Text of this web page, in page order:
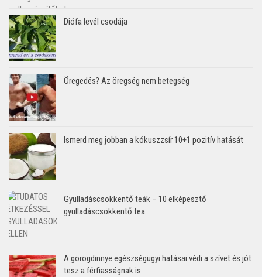
Diófa levél csodája
Öregedés? Az öregség nem betegség
Ismerd meg jobban a kókuszzsír 10+1 pozitív hatását
Gyulladáscsökkentő teák – 10 elképesztő
gyulladáscsökkentő tea
A görögdinnye egészségügyi hatásai:védi a szívet és jót
tesz a férfiasságnak is